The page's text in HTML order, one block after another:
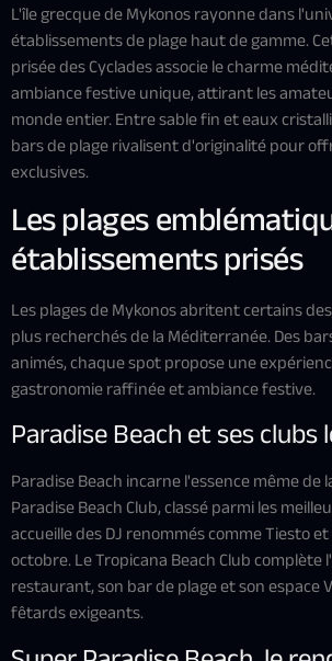
L'île grecque de Mykonos rayonne dans
établissements de plage haut de gamme.
prisée des Cyclades associe le charme
ambiance festive unique, attirant les
monde entier. Entre sable fin et eaux
bars de plage rivalisent d'originalité pour
exclusives.
Les plages
établissements prisés
Les plages de Mykonos abritent certains
plus recherchés de la Méditerranée. Des
animés, chaque spot propose une
gastronomie raffinée et ambiance festive.
Paradise Beach et ses clubs
Paradise Beach incarne l'essence même de
Paradise Beach Club, classé parmi les
accueille des DJ renommés comme Tiesto
octobre. Le Tropicana Beach Club complète
restaurant, son bar de plage et son espace
fêtards exigeants.